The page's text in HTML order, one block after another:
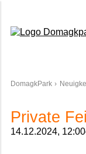
DomagkPark
Private
14.12.2024,